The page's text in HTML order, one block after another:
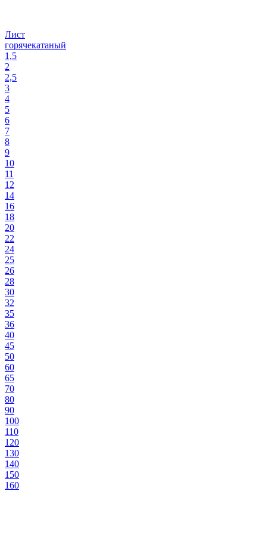
Лист
горячекатаный
1,5
2
2,5
3
4
5
6
7
8
9
10
11
12
14
16
18
20
22
24
25
26
28
30
32
35
36
40
45
50
60
65
70
80
90
100
110
120
130
140
150
160